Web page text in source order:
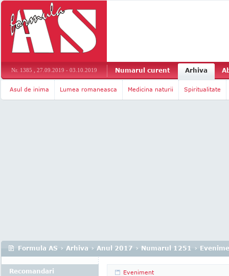
Nr. 1385 , 27.09.2019 - 03.10.2019 Numarul curent Arhiva
Asul de inima Lumea romaneasca Medicina naturii Spiritualitate
Formula AS › Arhiva › Anul 2017 › Numarul 1251 ›
Eveniment
Recomandari